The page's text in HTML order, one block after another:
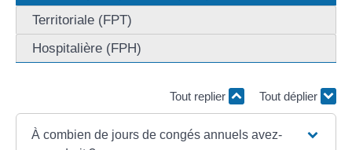
Territoriale (FPT)
Hospitalière (FPH)
Tout replier Tout déplier
À combien de jours de congés annuels avez-